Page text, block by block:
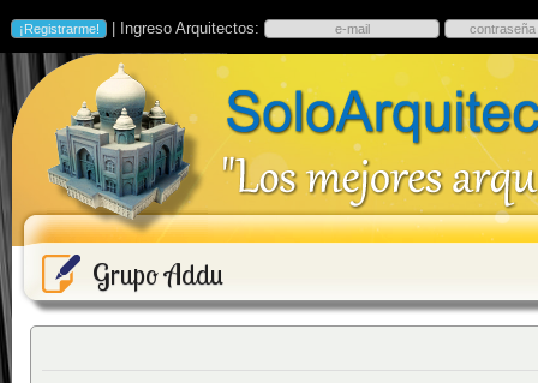
| Ingreso Arquitectos:
Grupo Addu